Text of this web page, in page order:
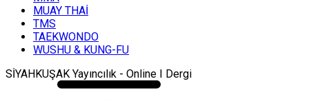
MUAY THAİ
TMS
TAEKWONDO
WUSHU & KUNG-FU
SİYAHKUŞAK Yayıncılık - Online I Dergi